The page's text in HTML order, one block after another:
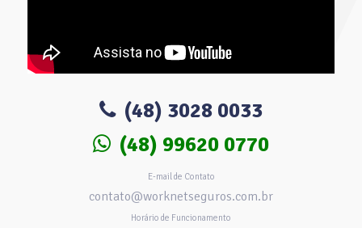
(48) 3028 0033
(48) 99620 0770
E-mail de Contato
contato@worknetseguros.com.br
Horário de Funcionamento